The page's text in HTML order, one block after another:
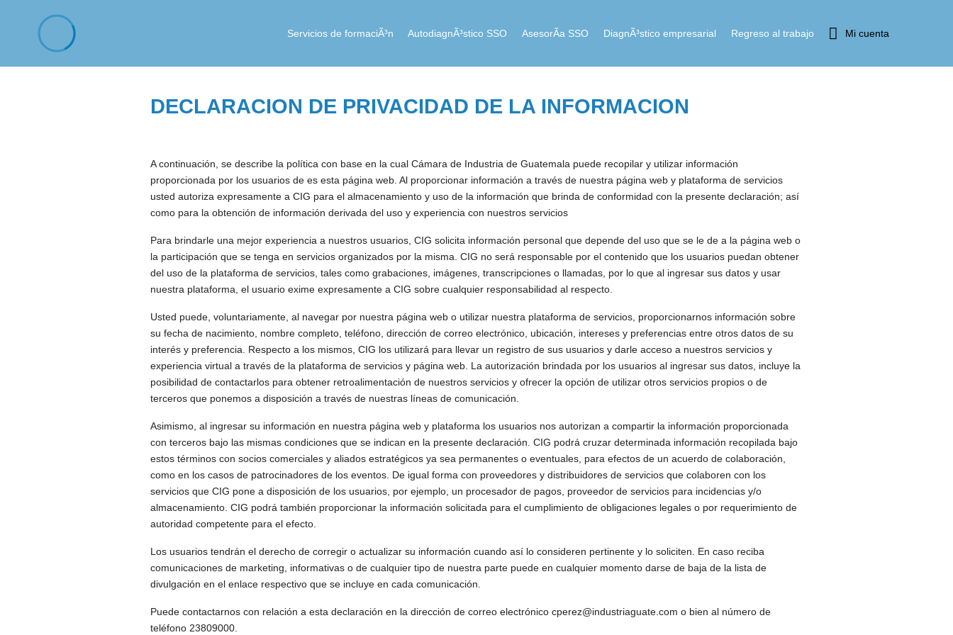
Servicios de formaciÃ³n AutodiagnÃ³stico SSO AsesorÃ­a SSO DiagnÃ³stico empresarial Regreso al trabajo Mi cuenta
DECLARACION DE PRIVACIDAD DE LA INFORMACION
A continuación, se describe la política con base en la cual Cámara de Industria de Guatemala puede recopilar y utilizar información
proporcionada por los usuarios de es esta página web. Al proporcionar información a través de nuestra página web y plataforma de servicios
usted autoriza expresamente a CIG para el almacenamiento y uso de la información que brinda de conformidad con la presente declaración; así
como para la obtención de información derivada del uso y experiencia con nuestros servicios
Para brindarle una mejor experiencia a nuestros usuarios, CIG solicita información personal que depende del uso que se le de a la página web o
la participación que se tenga en servicios organizados por la misma. CIG no será responsable por el contenido que los usuarios puedan obtener
del uso de la plataforma de servicios, tales como grabaciones, imágenes, transcripciones o llamadas, por lo que al ingresar sus datos y usar
nuestra plataforma, el usuario exime expresamente a CIG sobre cualquier responsabilidad al respecto.
Usted puede, voluntariamente, al navegar por nuestra página web o utilizar nuestra plataforma de servicios, proporcionarnos información sobre
su fecha de nacimiento, nombre completo, teléfono, dirección de correo electrónico, ubicación, intereses y preferencias entre otros datos de su
interés y preferencia. Respecto a los mismos, CIG los utilizará para llevar un registro de sus usuarios y darle acceso a nuestros servicios y
experiencia virtual a través de la plataforma de servicios y página web. La autorización brindada por los usuarios al ingresar sus datos, incluye la
posibilidad de contactarlos para obtener retroalimentación de nuestros servicios y ofrecer la opción de utilizar otros servicios propios o de
terceros que ponemos a disposición a través de nuestras líneas de comunicación.
Asimismo, al ingresar su información en nuestra página web y plataforma los usuarios nos autorizan a compartir la información proporcionada
con terceros bajo las mismas condiciones que se indican en la presente declaración. CIG podrá cruzar determinada información recopilada bajo
estos términos con socios comerciales y aliados estratégicos ya sea permanentes o eventuales, para efectos de un acuerdo de colaboración,
como en los casos de patrocinadores de los eventos. De igual forma con proveedores y distribuidores de servicios que colaboren con los
servicios que CIG pone a disposición de los usuarios, por ejemplo, un procesador de pagos, proveedor de servicios para incidencias y/o
almacenamiento. CIG podrá también proporcionar la información solicitada para el cumplimiento de obligaciones legales o por requerimiento de
autoridad competente para el efecto.
Los usuarios tendrán el derecho de corregir o actualizar su información cuando así lo consideren pertinente y lo soliciten. En caso reciba
comunicaciones de marketing, informativas o de cualquier tipo de nuestra parte puede en cualquier momento darse de baja de la lista de
divulgación en el enlace respectivo que se incluye en cada comunicación.
Puede contactarnos con relación a esta declaración en la dirección de correo electrónico cperez@industriaguate.com o bien al número de
teléfono 23809000.